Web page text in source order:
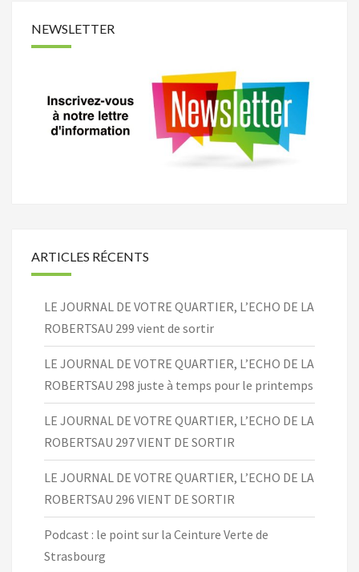
NEWSLETTER
ARTICLES RÉCENTS
LE JOURNAL DE VOTRE QUARTIER, L’ECHO DE LA
ROBERTSAU 299 vient de sortir
LE JOURNAL DE VOTRE QUARTIER, L’ECHO DE LA
ROBERTSAU 298 juste à temps pour le printemps
LE JOURNAL DE VOTRE QUARTIER, L’ECHO DE LA
ROBERTSAU 297 VIENT DE SORTIR
LE JOURNAL DE VOTRE QUARTIER, L’ECHO DE LA
ROBERTSAU 296 VIENT DE SORTIR
Podcast : le point sur la Ceinture Verte de
Strasbourg